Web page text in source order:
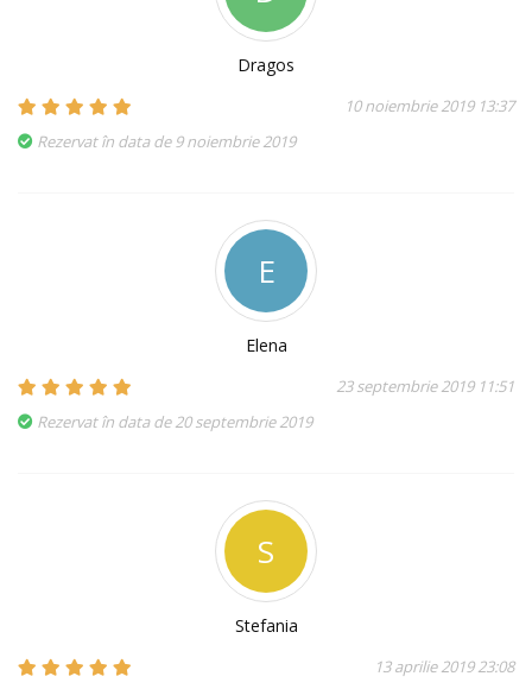
Dragos
10 noiembrie 2019 13:37
Rezervat în data de 9 noiembrie 2019
E
Elena
23 septembrie 2019 11:51
Rezervat în data de 20 septembrie 2019
S
Stefania
13 aprilie 2019 23:08